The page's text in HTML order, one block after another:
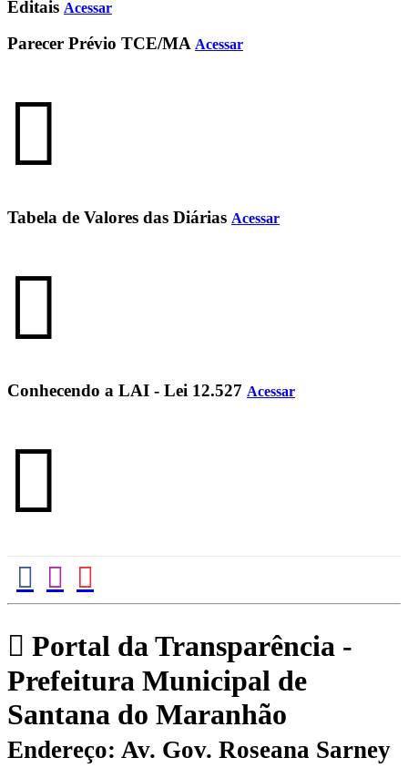
Editais Acessar
Parecer Prévio TCE/MA Acessar
Tabela de Valores das Diárias Acessar
Conhecendo a LAI - Lei 12.527 Acessar
Portal da Transparência -
Prefeitura Municipal de
Santana do Maranhão
Endereço: Av. Gov. Roseana Sarney